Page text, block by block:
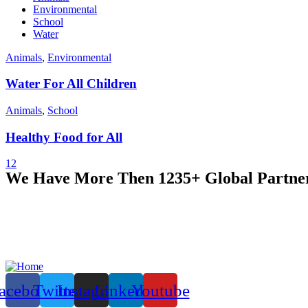
Environmental
School
Water
Animals, Environmental
Water For All Children
Animals, School
Healthy Food for All
12
We Have More Then 1235+ Global
TwitterInstagramLinkedinYoutube